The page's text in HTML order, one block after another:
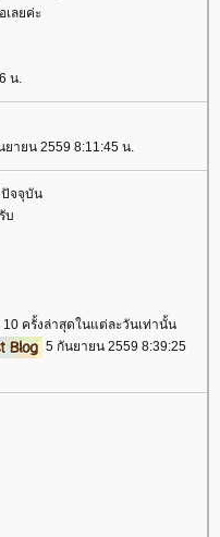
เลยค่ะ
น.
ยายน 2559 8:11:45 น.
ปัจจุบัน
บ
ครั้งล่าสุดในแต่ละวันเท่านั้น
5 กันยายน 2559 8:39:25